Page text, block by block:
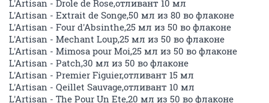
L'Artisan - Drole de Rose,отливант 10 мл
L'Artisan - Extrait de Songe,50 мл из 80 во флаконе
L'Artisan - Four d'Absinthe,25 мл из 50 во флаконе
L'Artisan - Mechant Loup,25 мл из 50 во флаконе
L'Artisan - Mimosa pour Moi,25 мл из 50 во флаконе
L'Artisan - Patch,30 мл из 50 во флаконе
L'Artisan - Premier Figuier,отливант 15 мл
L'Artisan - Qeillet Sauvage,отливант 10 мл
L'Artisan - The Pour Un Ete,20 мл из 50 во флаконе